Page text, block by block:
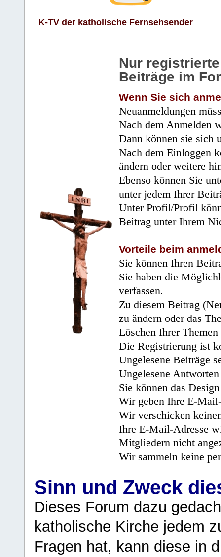
K-TV der katholische Fernsehsender
Nur
Beiträge im
Wenn Sie sich
Neuanmeldungen
Nach dem Anmelden
Dann können sie sich
Nach dem Einloggen
ändern oder weitere
Ebenso können Sie
unter jedem Ihrer
Unter Profil/Profil
Beitrag unter Ihrem
Vorteile beim
Sie können Ihren
Sie haben die
verfassen.
Zu diesem Beitrag
zu ändern oder das
Löschen Ihrer
Die Registrierung ist
Ungelesene Beiträge
Ungelesene
Sie können das
Wir geben Ihre E-
Wir verschicken
Ihre E-Mail-Adresse
Mitgliedern nicht
Wir sammeln keine
Sinn und Zweck
Dieses Forum dazu
katholische Kirche jedem
Fragen hat, kann diese in